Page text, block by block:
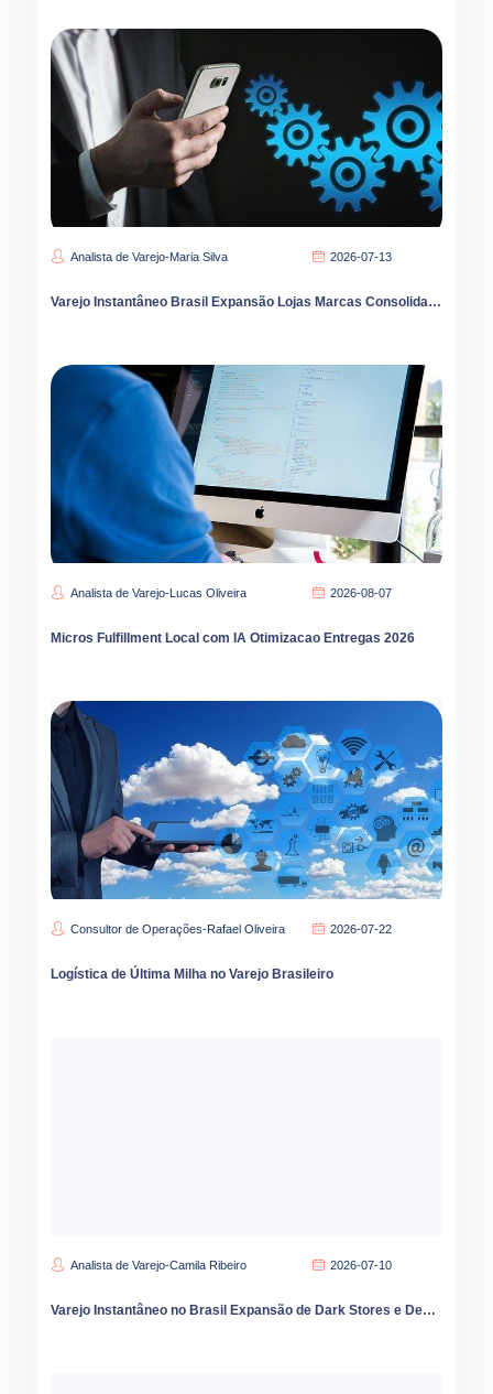
Analista de Varejo-Maria Silva 2026-07-13
Varejo Instantâneo Brasil Expansão Lojas Marcas Consolidação Liderança
Analista de Varejo-Lucas Oliveira 2026-08-07
Micros Fulfillment Local com IA Otimizacao Entregas 2026
Consultor de Operações-Rafael Oliveira 2026-07-22
Logística de Última Milha no Varejo Brasileiro
Analista de Varejo-Camila Ribeiro 2026-07-10
Varejo Instantâneo no Brasil Expansão de Dark Stores e Desafios de Sortimento